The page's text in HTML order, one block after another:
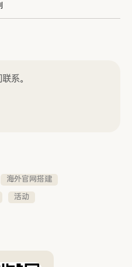
系。
海外官网搭建
活动